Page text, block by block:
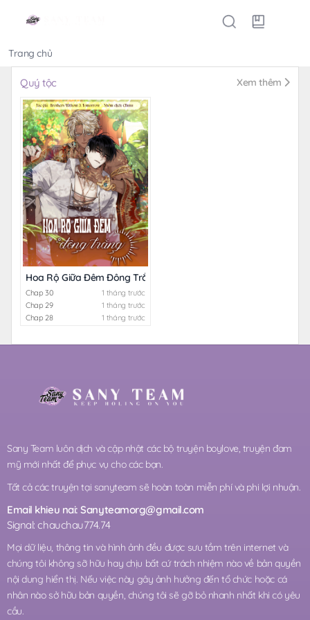
Trang chủ
Quý tộc Xem thêm
Hoa Rộ Giữa Đêm Đông Trắng
Chap 30
1 tháng trước
Chap 29
1 tháng trước
Chap 28
1 tháng trước
Sany Team luôn dịch và cập nhật các bộ truyện boylove, truyện đam
mỹ mới nhất để phục vụ cho các bạn.
Tất cả các truyện tại sanyteam sẽ hoàn toàn miễn phí và phi lợi nhuận.
Email khieu nai:Sanyteamorg@gmail.com
Signal: chauchau774.74
Mọi dữ liệu, thông tin và hình ảnh đều được sưu tầm trên internet và
chúng tôi không sỡ hữu hay chịu bất cứ trách nhiệm nào về bản quyền
nội dung hiển thị. Nếu việc này gây ảnh hưởng đến tổ chức hoặc cá
nhân nào sở hữu bản quyền, chúng tôi sẽ gỡ bỏ nhanh nhất khi có yêu
cầu.